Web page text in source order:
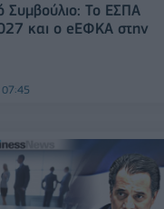
Συμβούλιο: Το ΕΣΠΑ
και ο eΕΦΚΑ στην